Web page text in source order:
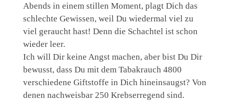
Abends in einem stillen Moment, plagt Dich das
schlechte Gewissen, weil Du wiedermal viel zu
viel geraucht hast! Denn die Schachtel ist schon
wieder leer.
Ich will Dir keine Angst machen, aber bist Du Dir
bewusst, dass Du mit dem Tabakrauch 4800
verschiedene Giftstoffe in Dich hineinsaugst? Von
denen nachweisbar 250 Krebserregend sind.